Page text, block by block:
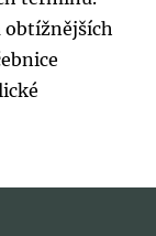
obtížnějších